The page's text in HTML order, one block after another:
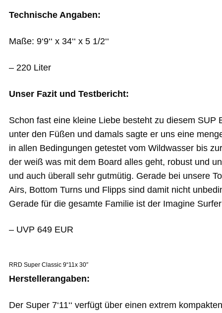
Technische Angaben:
Maße: 9‘9‘‘ x 34‘‘ x 5 1/2‘‘
– 220 Liter
Unser Fazit und Testbericht:
Schon fast eine kleine Liebe besteht zu diesem
unter den Füßen und damals sagte er uns eine
in allen Bedingungen getestet vom Wildwasser bis
der weiß was mit dem Board alles geht, robust und
und auch überall sehr gutmütig. Gerade bei unsere
Airs, Bottom Turns und Flipps sind damit nicht
Gerade für die gesamte Familie ist der Imagine
– UVP 649 EUR
RRD Super Classic 9“11x 30″
Herstellerangaben:
Der Super 7‘11‘‘ verfügt über einen extrem